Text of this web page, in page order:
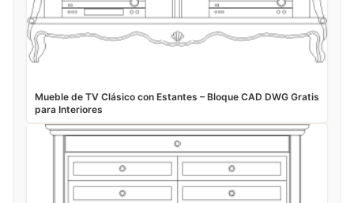
Mueble de TV Clásico con Estantes – Bloque CAD DWG Gratis
para Interiores